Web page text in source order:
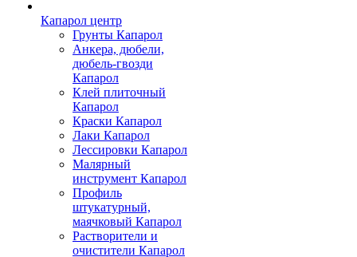
Капарол центр
Грунты Капарол
Анкера, дюбели,
дюбель-гвозди
Капарол
Клей плиточный
Капарол
Краски Капарол
Лаки Капарол
Лессировки Капарол
Малярный
инструмент Капарол
Профиль
штукатурный,
маячковый Капарол
Растворители и
очистители Капарол